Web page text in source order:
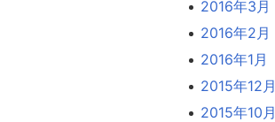
2016年3月
2016年2月
2016年1月
2015年12月
2015年10月